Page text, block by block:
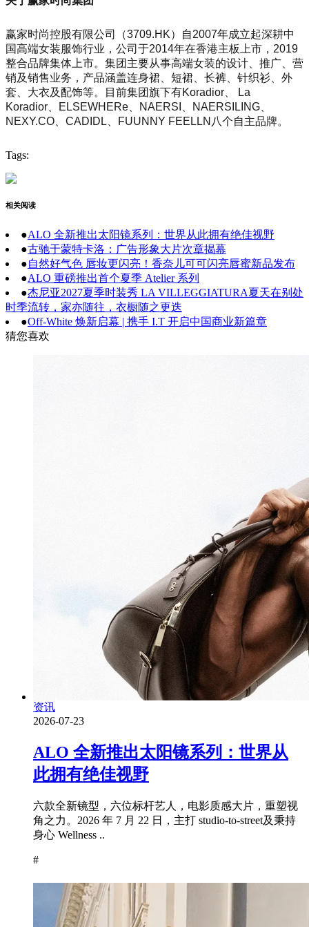
赢家时尚控股有限公司（3709.HK）自2007年成立起深耕中
国高端女装服饰行业，公司于2014年在香港主板上市，2019
整合品牌集体上市。集团主要从事高端女装的设计、推广、营
销及销售业务，产品涵盖连身裙、短裙、长裤、针织衫、外
套、大衣及配饰等。目前集团旗下有Koradior、 La
Koradior、ELSEWHERe、NAERSI、NAERSILING、
NEXY.CO、CADIDL、FUUNNY FEELLN八个自主品牌。
Tags:
相关阅读
●ALO 全新推出太阳镜系列：世界从此拥有绝佳视野
●古驰于蒙特卡洛：广告形象大片次章揭幕
●自然好气色 唇妆更闪亮！香奈儿可可闪亮唇蜜新品发布
●ALO 重磅推出首个夏季 Atelier 系列
●杰尼亚2027夏季时装秀 LA VILLEGGIATURA夏天在别处
时季流转，家亦随往，衣橱随之更迭
●Off-White 焕新启幕 | 携手 I.T 开启中国商业新篇章
猜您喜欢
资讯
2026-07-23
ALO 全新推出太阳镜系列：世界从
此拥有绝佳视野
六款全新镜型，六位标杆艺人，电影质感大片，重塑视
角之力。2026 年 7 月 22 日，主打 studio-to-street及秉持
身心 Wellness ..
#